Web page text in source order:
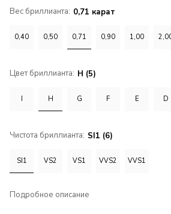
Вес бриллианта: 0,71 карат
0,40 0,50 0,71 0,90 1,00
Цвет бриллианта: H (5)
I H G F E D
Чистота бриллианта: SI1 (6)
SI1 VS2 VS1 VVS2 VVS1
Подробное описание